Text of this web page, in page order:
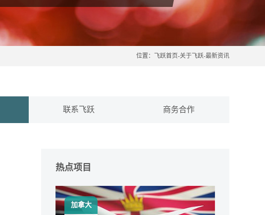
位置： 飞跃首页-关于飞跃-最新资讯
联系飞跃 商务合作
热点项目
加拿大